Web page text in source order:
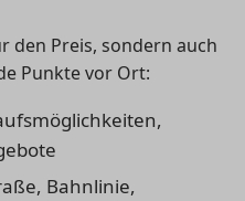
den Preis, sondern auch
Punkte vor Ort:
Bahnlinie,